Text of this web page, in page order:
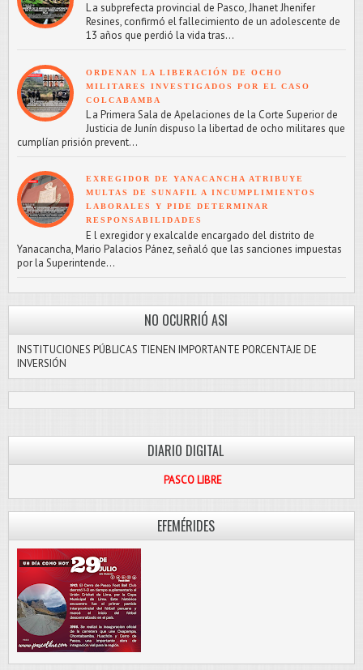
L a subprefecta provincial de Pasco, Jhanet Jhenifer
Resines, confirmó el fallecimiento de un adolescente de
13 años que perdió la vida tras...
ORDENAN LA LIBERACIÓN DE OCHO
MILITARES INVESTIGADOS POR EL CASO
COLCABAMBA
L a Primera Sala de Apelaciones de la Corte Superior de
Justicia de Junín dispuso la libertad de ocho militares que
cumplían prisión prevent...
EXREGIDOR DE YANACANCHA ATRIBUYE
MULTAS DE SUNAFIL A INCUMPLIMIENTOS
LABORALES Y PIDE DETERMINAR
RESPONSABILIDADES
E l exregidor y exalcalde encargado del distrito de
Yanacancha, Mario Palacios Pánez, señaló que las sanciones impuestas
por la Superintende...
NO OCURRIÓ ASI
INSTITUCIONES PÚBLICAS TIENEN IMPORTANTE PORCENTAJE DE
INVERSIÓN
DIARIO DIGITAL
PASCO LIBRE
EFEMÉRIDES